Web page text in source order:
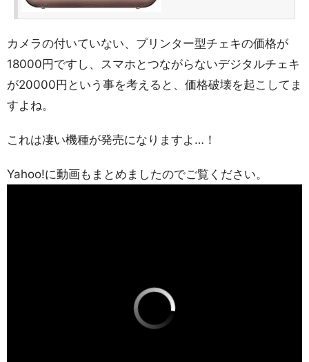
カメラの付いていない、プリンター型チェキの価格が
18000円ですし、スマホとつながらないデジタルチェキ
が20000円という事を考えると、価格破壊を起こしてま
すよね。
これは凄い機種が発売になりますよ…！
Yahoo!に動画もまとめましたのでご覧ください。